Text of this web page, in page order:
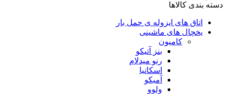
دسته بندی کالاها
اتاق های ایزوله ی حمل بار
یخچال های ماشینی
کامیون
بنز آتیکو
رنو میدلام
اسکانیا
آمیکو
ولوو